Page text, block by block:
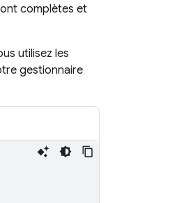
complètes et
utilisez les
gestionnaire